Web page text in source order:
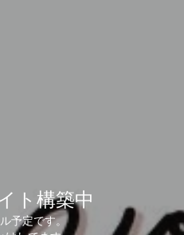
ト構築中
予定です。